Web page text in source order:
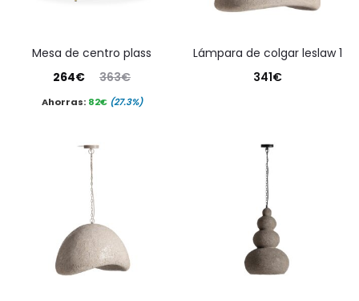
mesa de centro plass
363€
El
precio
era:
264€
precioAhorras: 82€ (27.3%)
lámpara de colgar leslaw 1
341€